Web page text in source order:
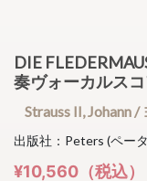
DIE
奏ヴォーカルスコ
Strauss II, Johann
出版社：Peters (ペー
¥10,560（税込）